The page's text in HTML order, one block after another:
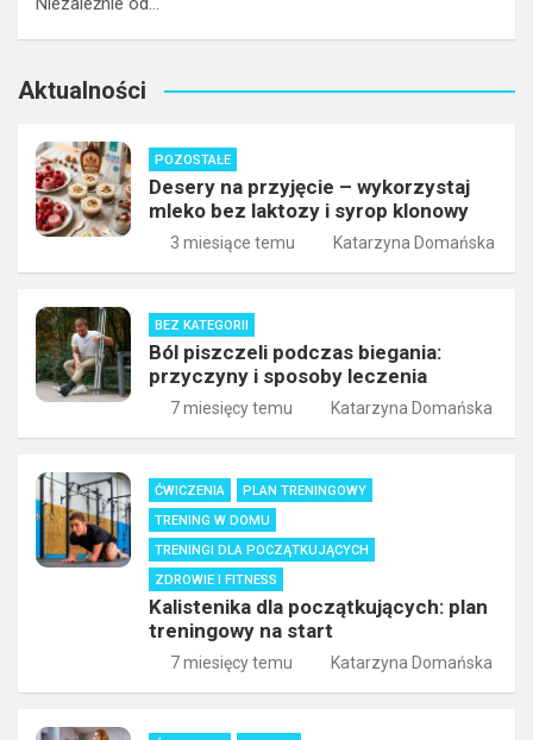
Aktualności
POZOSTAŁE
Desery na przyjęcie – wykorzystaj
mleko bez laktozy i syrop klonowy
3 miesiące temu Katarzyna Domańska
BEZ KATEGORII
Ból piszczeli podczas biegania:
przyczyny i sposoby leczenia
7 miesięcy temu Katarzyna Domańska
ĆWICZENIA
PLAN TRENINGOWY
TRENING W DOMU
TRENINGI DLA POCZĄTKUJĄCYCH
ZDROWIE I FITNESS
Kalistenika dla początkujących: plan
treningowy na start
7 miesięcy temu Katarzyna Domańska